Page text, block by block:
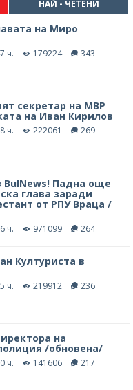
НАЙ - ЧЕТЕНИ
на Миро
ч. 179224 343
секретар на МВР
на Иван Кирилов
ч. 222061 269
BulNews! Падна още
глава заради
от РПУ Враца /
ч. 971099 264
Културиста в
ч. 219912 236
на
/обновена/
ч. 141606 217